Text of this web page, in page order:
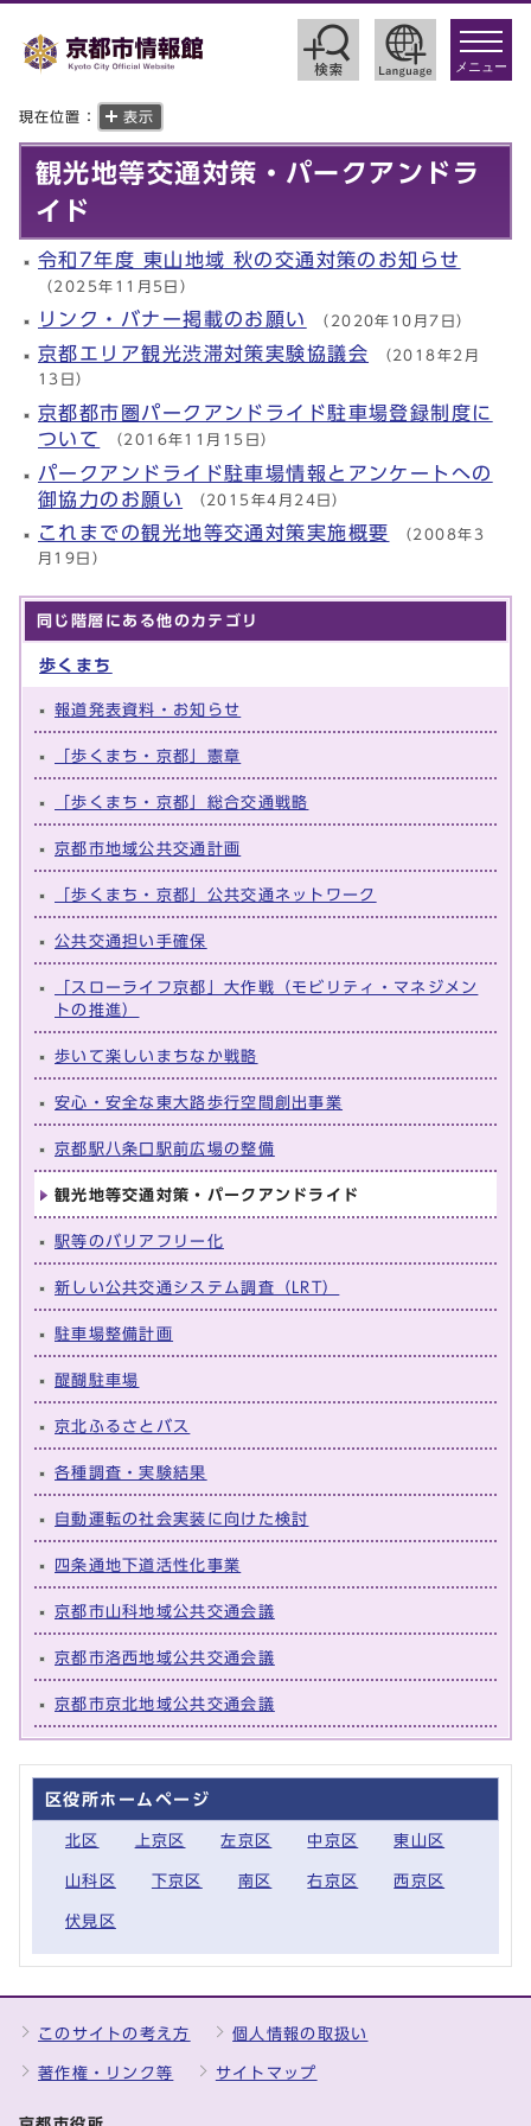
toggle
メニュー
現在位置： 表示
観光地等交通対策・パークアンドラ
イド
令和7年度 東山地域 秋の交通対策のお知らせ
（2025年11月5日）
リンク・バナー掲載のお願い （2020年10月7日）
京都エリア観光渋滞対策実験協議会 （2018年2月
13日）
京都都市圏パークアンドライド駐車場登録制度に
ついて （2016年11月15日）
パークアンドライド駐車場情報とアンケートへの
御協力のお願い （2015年4月24日）
これまでの観光地等交通対策実施概要 （2008年3
月19日）
同じ階層にある他のカテゴリ
歩くまち
報道発表資料・お知らせ
「歩くまち・京都」憲章
「歩くまち・京都」総合交通戦略
京都市地域公共交通計画
「歩くまち・京都」公共交通ネットワーク
公共交通担い手確保
「スローライフ京都」大作戦（モビリティ・マネジメン
トの推進）
歩いて楽しいまちなか戦略
安心・安全な東大路歩行空間創出事業
京都駅八条口駅前広場の整備
観光地等交通対策・パークアンドライド
駅等のバリアフリー化
新しい公共交通システム調査（LRT）
駐車場整備計画
醍醐駐車場
京北ふるさとバス
各種調査・実験結果
自動運転の社会実装に向けた検討
四条通地下道活性化事業
京都市山科地域公共交通会議
京都市洛西地域公共交通会議
京都市京北地域公共交通会議
区役所ホームページ
北区 上京区 左京区 中京区 東山区
山科区 下京区 南区 右京区 西京区
伏見区
このサイトの考え方 個人情報の取扱い
著作権・リンク等 サイトマップ